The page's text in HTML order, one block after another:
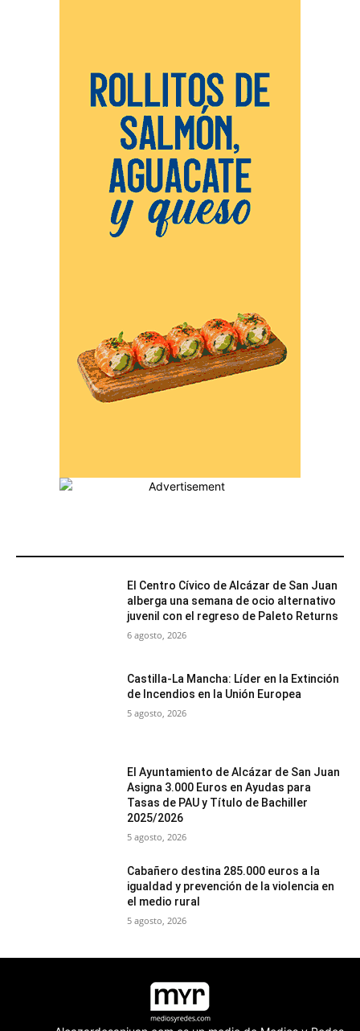
El Centro Cívico de Alcázar de San Juan
alberga una semana de ocio alternativo
juvenil con el regreso de Paleto Returns
6 agosto, 2026
Castilla-La Mancha: Líder en la Extinción
de Incendios en la Unión Europea
5 agosto, 2026
El Ayuntamiento de Alcázar de San Juan
Asigna 3.000 Euros en Ayudas para
Tasas de PAU y Título de Bachiller
2025/2026
5 agosto, 2026
Cabañero destina 285.000 euros a la
igualdad y prevención de la violencia en
el medio rural
5 agosto, 2026